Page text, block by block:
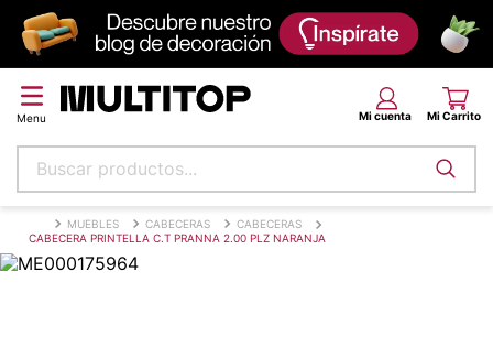
Buscar productos...
MUEBLES CABECERAS
CABECERAS
CABECERA PRINTELLA C.T PRANNA 2.00 PLZ NARANJA
Términos más buscados
papel tapiz